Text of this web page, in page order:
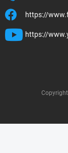
https://
https://